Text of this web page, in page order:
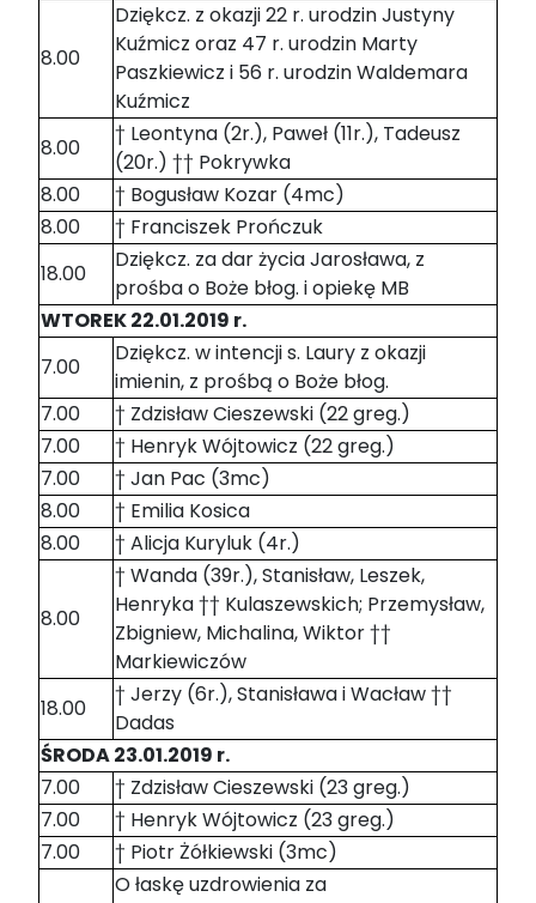
8.00
Dziękcz. z okazji 22 r. urodzin Justyny
Kuźmicz oraz 47 r. urodzin Marty
Paszkiewicz i 56 r. urodzin Waldemara
Kuźmicz
8.00
† Leontyna (2r.), Paweł (11r.), Tadeusz
(20r.) †† Pokrywka
8.00
† Bogusław Kozar (4mc)
8.00
† Franciszek Prończuk
18.00
Dziękcz. za dar życia Jarosława, z
prośba o Boże błog. i opiekę MB
WTOREK 22.01.2019 r.
7.00
Dziękcz. w intencji s. Laury z okazji
imienin, z prośbą o Boże błog.
7.00
† Zdzisław Cieszewski (22 greg.)
7.00
† Henryk Wójtowicz (22 greg.)
7.00
† Jan Pac (3mc)
8.00
† Emilia Kosica
8.00
† Alicja Kuryluk (4r.)
8.00
† Wanda (39r.), Stanisław, Leszek,
Henryka †† Kulaszewskich; Przemysław,
Zbigniew, Michalina, Wiktor ††
Markiewiczów
18.00
† Jerzy (6r.), Stanisława i Wacław ††
Dadas
ŚRODA 23.01.2019 r.
7.00
† Zdzisław Cieszewski (23 greg.)
7.00
† Henryk Wójtowicz (23 greg.)
7.00
† Piotr Żółkiewski (3mc)
O łaskę uzdrowienia za